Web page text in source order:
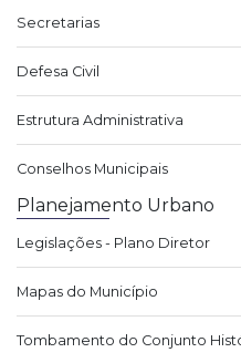
Secretarias
Defesa Civil
Estrutura Administrativa
Conselhos Municipais
Planejamento Urbano
Legislações - Plano Diretor
Mapas do Município
Tombamento do Conjunto